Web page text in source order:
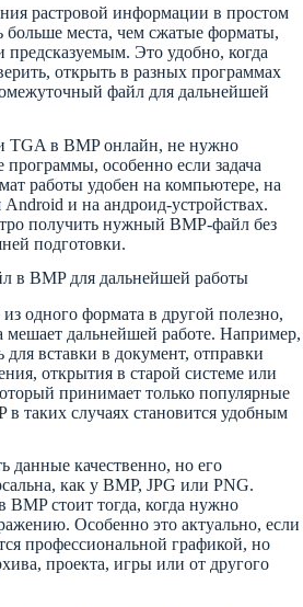
растровой информации в простом
места, чем сжатые форматы,
предсказуемым. Это удобно, когда
открыть в разных программах
файл для дальнейшей
TGA в BMP онлайн, не нужно
программы, особенно если задача
работы удобен на компьютере, на
и на андроид-устройствах.
получить нужный BMP-файл без
подготовки.
в BMP для дальнейшей работы
одного формата в другой полезно,
мешает дальнейшей работе. Например,
вставки в документ, отправки
открытия в старой системе или
принимает только популярные
таких случаях становится удобным
качественно, но его
как у BMP, JPG или PNG.
BMP стоит тогда, когда нужно
Особенно это актуально, если
профессиональной графикой, но
проекта, игры или от другого